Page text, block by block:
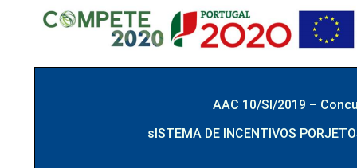
AAC 10/SI/2019 –
sISTEMA DE INCENTIVOS